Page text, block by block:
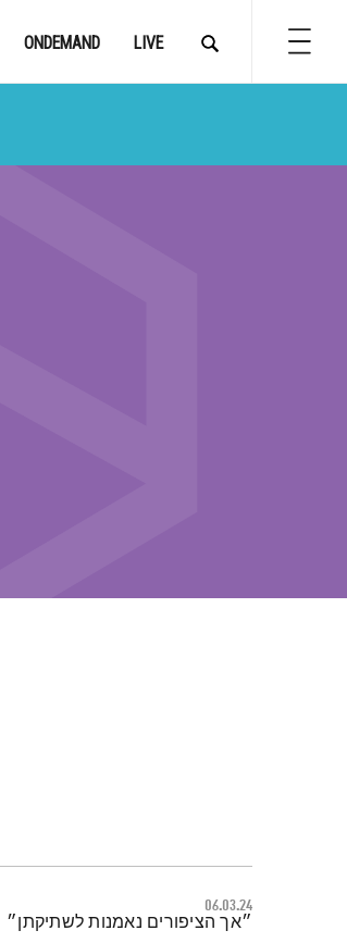
LIVE
ONDEMAND
06.03.24
תמצית הפודקאסט
״אך הציפורים נאמנות לשתיקתן״